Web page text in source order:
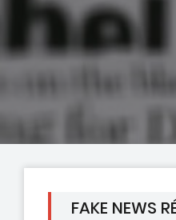
FAKE NEWS